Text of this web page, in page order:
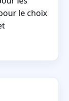
le choix